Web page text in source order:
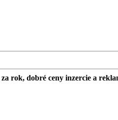
rok, dobré ceny inzercie a